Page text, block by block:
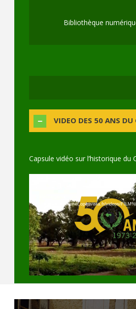
Bibliothèque
VIDEO DES 50 ANS DU
Capsule vidéo sur l’historique du
Media error: Format(s) not supported or
https://webagrhymet.openvista.fr/videos/
_=1